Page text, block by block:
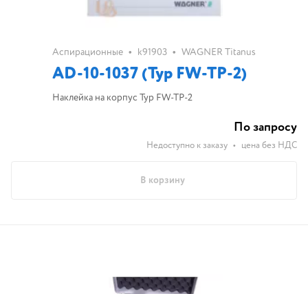
Аспирационные • k91903 • WAGNER Titanus
AD-10-1037 (Typ FW-TP-2)
Наклейка на корпус Typ FW-TP-2
По запросу
Недоступно к заказу • цена без НДС
В корзину